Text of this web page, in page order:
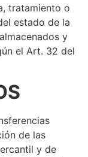
tratamiento o
estado de la
y
el Art. 32 del
de las
y de